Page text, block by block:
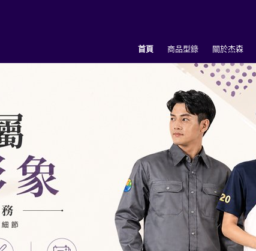
首頁 商品型錄 關於杰森